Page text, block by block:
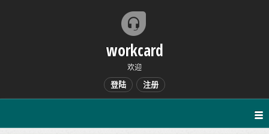
workcard
欢迎
登陆 注册